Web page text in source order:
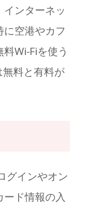
ンターネッ
に空港やカフ
Wi-Fiを使う
料と有料が
グインやオン
ド情報の入